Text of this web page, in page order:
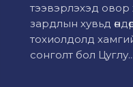
тээвэрлэхэд
зардлын хувьд
тохиолдолд
сонголт бол Цуглу...